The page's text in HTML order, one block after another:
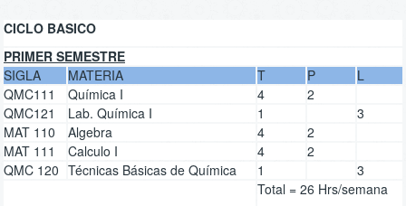
CICLO BASICO
PRIMER SEMESTRE
SIGLA
MATERIA T P
L
QMC111
Química I 4
2
QMC121
Lab. Química I 1
3
MAT 110
Algebra 4
2
MAT 111
Calculo I 4
2
QMC 120 Técnicas Básicas de Química 1
3
Total = 26 Hrs/semana